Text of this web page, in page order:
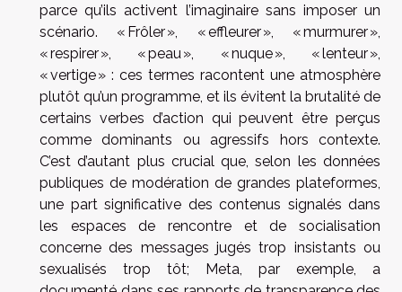
parce qu’ils activent l’imaginaire sans imposer un
scénario. « Frôler », « effleurer », « murmurer »,
« respirer », « peau », « nuque », « lenteur »,
« vertige » : ces termes racontent une atmosphère
plutôt qu’un programme, et ils évitent la brutalité de
certains verbes d’action qui peuvent être perçus
comme dominants ou agressifs hors contexte.
C’est d’autant plus crucial que, selon les données
publiques de modération de grandes plateformes,
une part significative des contenus signalés dans
les espaces de rencontre et de socialisation
concerne des messages jugés trop insistants ou
sexualisés trop tôt; Meta, par exemple, a